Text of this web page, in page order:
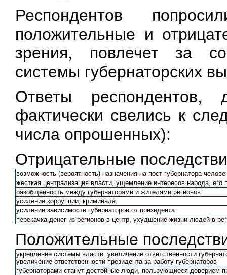
Респондентов
положительные и
зрения, повлечет за
системы губернаторских
Ответы
фактически свелись к
числа опрошенных):
Отрицательные
возможность (вероятность) назначения на пост губернатора
жесткая централизация власти, ущемление интересов народа, его
разобщенность между губернаторами и жителями регионов
усиление коррупции, криминала
усиление зависимости губернаторов от президента
перекачка денег из регионов в центр, ухудшение жизни людей в
Положительные
укрепление системы власти: увеличение ответственности
увеличение ответственности президента за работу губернаторов
губернаторами станут достойные люди, пользующиеся доверием